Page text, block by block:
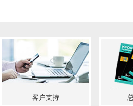
客户支持